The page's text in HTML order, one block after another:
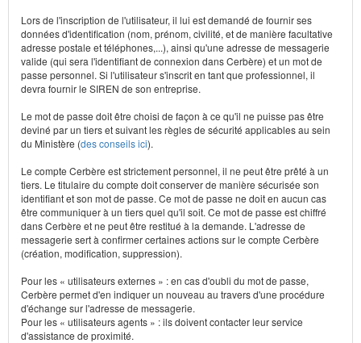
Lors de l'inscription de l'utilisateur, il lui est demandé de fournir ses
données d'identification (nom, prénom, civilité, et de manière facultative
adresse postale et téléphones,...), ainsi qu'une adresse de messagerie
valide (qui sera l'identifiant de connexion dans Cerbère) et un mot de
passe personnel. Si l'utilisateur s'inscrit en tant que professionnel, il
devra fournir le SIREN de son entreprise.
Le mot de passe doit être choisi de façon à ce qu'il ne puisse pas être
deviné par un tiers et suivant les règles de sécurité applicables au sein
du Ministère (des conseils ici).
Le compte Cerbère est strictement personnel, il ne peut être prêté à un
tiers. Le titulaire du compte doit conserver de manière sécurisée son
identifiant et son mot de passe. Ce mot de passe ne doit en aucun cas
être communiquer à un tiers quel qu'il soit. Ce mot de passe est chiffré
dans Cerbère et ne peut être restitué à la demande. L'adresse de
messagerie sert à confirmer certaines actions sur le compte Cerbère
(création, modification, suppression).
Pour les « utilisateurs externes » : en cas d'oubli du mot de passe,
Cerbère permet d'en indiquer un nouveau au travers d'une procédure
d'échange sur l'adresse de messagerie.
Pour les « utilisateurs agents » : ils doivent contacter leur service
d'assistance de proximité.